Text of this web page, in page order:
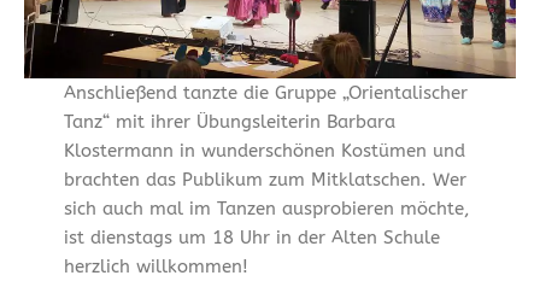
Anschließend tanzte die Gruppe „Orientalischer
Tanz“ mit ihrer Übungsleiterin Barbara
Klostermann in wunderschönen Kostümen und
brachten das Publikum zum Mitklatschen. Wer
sich auch mal im Tanzen ausprobieren möchte,
ist dienstags um 18 Uhr in der Alten Schule
herzlich willkommen!